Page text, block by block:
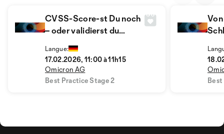
CVSS-Score-st Du noch
– oder validierst du
Langue:
17.02.2026, 11:00 à 11h15
Omicron AG
Best Practice Stage 2
Best